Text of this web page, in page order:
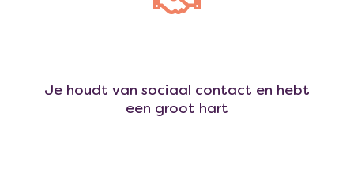
Je houdt van sociaal contact en hebt
een groot hart